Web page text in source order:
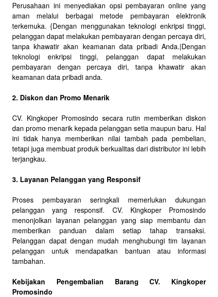
Perusahaan ini menyediakan opsi pembayaran online yang
aman melalui berbagai metode pembayaran elektronik
terkemuka. {Dengan menggunakan teknologi enkripsi tinggi,
pelanggan dapat melakukan pembayaran dengan percaya diri,
tanpa khawatir akan keamanan data pribadi Anda.|Dengan
teknologi enkripsi tinggi, pelanggan dapat melakukan
pembayaran dengan percaya diri, tanpa khawatir akan
keamanan data pribadi anda.
2. Diskon dan Promo Menarik
CV. Kingkoper Promosindo secara rutin memberikan diskon
dan promo menarik kepada pelanggan setia maupun baru. Hal
ini tidak hanya memberikan nilai tambah pada pembelian,
tetapi juga membuat produk berkualitas dari distributor ini lebih
terjangkau.
3. Layanan Pelanggan yang Responsif
Proses pembayaran seringkali memerlukan dukungan
pelanggan yang responsif. CV. Kingkoper Promosindo
menonjolkan layanan pelanggan yang siap membantu dan
memberikan panduan dalam setiap tahap transaksi.
Pelanggan dapat dengan mudah menghubungi tim layanan
pelanggan untuk mendapatkan bantuan atau informasi
tambahan.
Kebijakan Pengembalian Barang CV. Kingkoper
Promosindo